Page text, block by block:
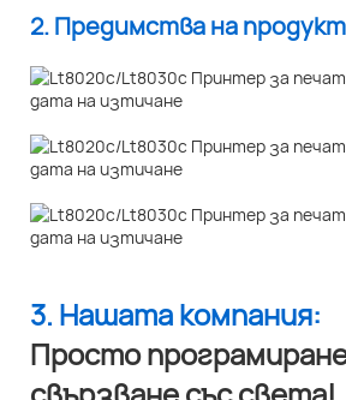
2. Предимства на
3. Нашата компания:
Просто